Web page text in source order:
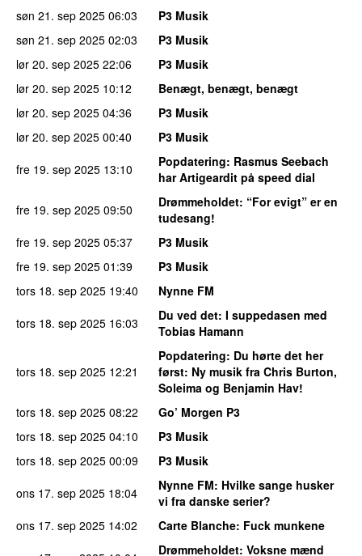
søn 21. sep 2025 06:03
P3 Musik
søn 21. sep 2025 02:03
P3 Musik
lør 20. sep 2025 22:06
P3 Musik
lør 20. sep 2025 10:12
Benægt, benægt, benægt
lør 20. sep 2025 04:36
P3 Musik
lør 20. sep 2025 00:40
P3 Musik
fre 19. sep 2025 13:10 Popdatering: Rasmus Seebach
har Artigeardit på speed dial
fre 19. sep 2025 09:50 Drømmeholdet: “For evigt” er en
tudesang!
fre 19. sep 2025 05:37
P3 Musik
fre 19. sep 2025 01:39
P3 Musik
tors 18. sep 2025 19:40
Nynne FM
tors 18. sep 2025 16:03 Du ved det: I suppedasen med
Tobias Hamann
tors 18. sep 2025 12:21
Popdatering: Du hørte det her
først: Ny musik fra Chris Burton,
Soleima og Benjamin Hav!
tors 18. sep 2025 08:22
Go’ Morgen P3
tors 18. sep 2025 04:10
P3 Musik
tors 18. sep 2025 00:09
P3 Musik
ons 17. sep 2025 18:04 Nynne FM: Hvilke sange husker
vi fra danske serier?
ons 17. sep 2025 14:02 Carte Blanche: Fuck munkene
Drømmeholdet: Voksne mænd